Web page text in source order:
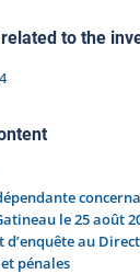
to the
le 25 août
au
pénales